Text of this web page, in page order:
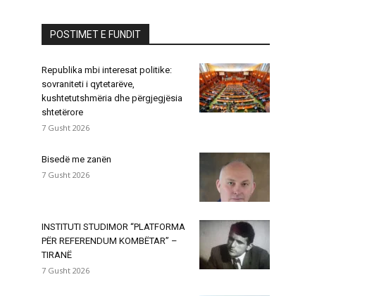
POSTIMET E FUNDIT
Republika mbi interesat politike:
sovraniteti i qytetarëve,
kushtetutshmëria dhe përgjegjësia
shtetërore
7 Gusht 2026
Bisedë me zanën
7 Gusht 2026
INSTITUTI STUDIMOR “PLATFORMA
PËR REFERENDUM KOMBËTAR” –
TIRANË
7 Gusht 2026